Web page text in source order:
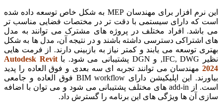
این نرم افزار برای مهندسان MEP به شکل خاص توسعه داده شده
است که دارای سیستمی با دقت تر در مختصات فضایی مناسب تر
می باشد. افراد مختلف در پروژه های مشترک می توانند به مدل
های اشتراکی دسترسی داشته باشند و در نتیجه آن، مدل ها به شکل
بهتری توسعه می یابند و کمتر نیاز به بازبینی دارند. از فرمت هایی
نظیر IFC, DWG, و DGN پشتیبانی می شود. با
Autodesk Revit
2024 مهندسان می توانند تجربه ای سه بعدی و فوق العاده را پدید
بیاورند. این اپلیکیشن دارای BIM workflow فوق العاده و جامعی
است. از add-in های مختلف پشتیبانی می شود و می توان با اضافه
سازی آن ها ویژگی های این برنامه را گسترش داد.